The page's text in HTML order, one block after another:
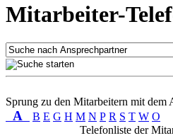
Mitarbeiter-
Sprung zu den Mitarbeitern mit dem
A B E G H M N P R S T W O
Telefonliste der